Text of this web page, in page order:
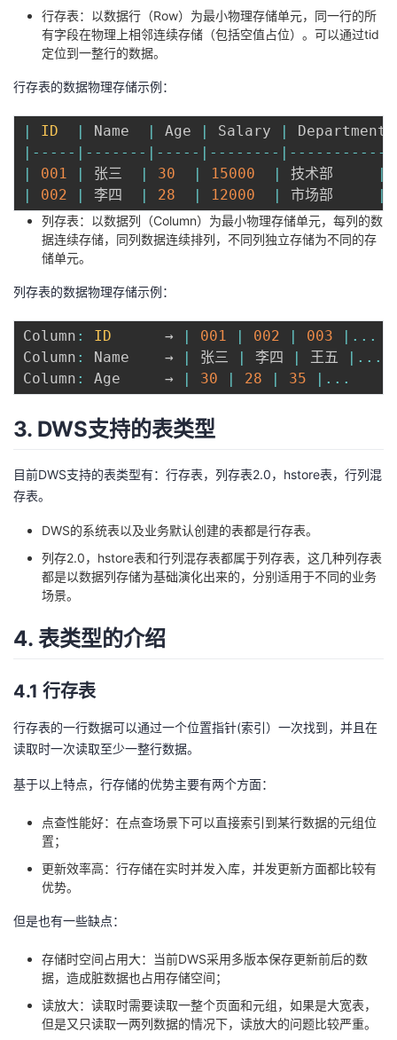
我
的
课
程
我
的
认
证
我
的
实
验
我
的
收
藏
的
技
术
支
持
我
的
云
声
建
议
行存表：以数据行（Row）为最小物理存储单元，同一行的所
有字段在物理上相邻连续存储（包括空值占位）。可以通过tid
定位到一整行的数据。
行存表的数据物理存储示例：
| ID | Name | Age | Salary | Department
| -- -- - | -- -- -- - | -- -- - | -- -- -- -- | -- -- -- -- -- --
|
001 | 张三 | 30 | 15000 | 技术部
|
|
002 | 李四 | 28 | 12000 | 市场部 |
列存表：以数据列（Column）为最小物理存储单元，每列的数
据连续存储，同列数据连续排列，不同列独立存储为不同的存
储单元。
列存表的数据物理存储示例：
Column : ID
      →
| 001 | 002 | 003 | ...
Column : Name    → | 张三 | 李四 | 王五 | ...
Column : Age     → | 30 | 28 | 35 | ...
3. DWS支持的表类型
目前DWS支持的表类型有：行存表，列存表2.0，hstore表，行列混
存表。
DWS的系统表以及业务默认创建的表都是行存表。
列存2.0，hstore表和行列混存表都属于列存表，这几种列存表
都是以数据列存储为基础演化出来的，分别适用于不同的业务
场景。
4. 表类型的介绍
4.1 行存表
行存表的一行数据可以通过一个位置指针(索引）一次找到，并且在
读取时一次读取至少一整行数据。
基于以上特点，行存储的优势主要有两个方面：
点查性能好：在点查场景下可以直接索引到某行数据的元组位
置；
更新效率高：行存储在实时并发入库，并发更新方面都比较有
优势。
但是也有一些缺点：
存储时空间占用大：当前DWS采用多版本保存更新前后的数
据，造成脏数据也占用存储空间；
读放大：读取时需要读取一整个页面和元组，如果是大宽表，
但是又只读取一两列数据的情况下，读放大的问题比较严重。